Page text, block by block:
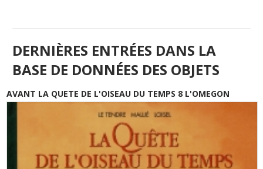
DERNIÈRES ENTRÉES DANS LA
BASE DE DONNÉES DES OBJETS
AVANT LA QUETE DE L'OISEAU DU TEMPS 8 L'OMEGON